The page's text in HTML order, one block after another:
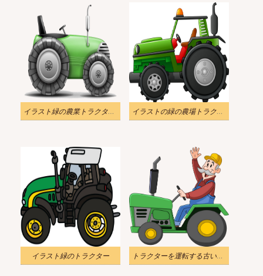
イラスト緑の農業トラクターpng透明 イラストの緑の農場トラクター
イラスト緑のトラクター トラクターを運転する古い農家のイラストpng透明